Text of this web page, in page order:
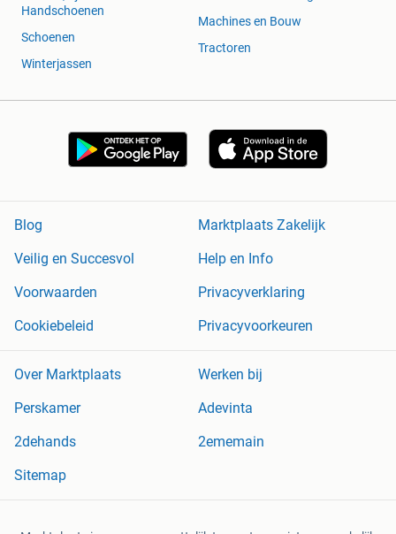
Handschoenen
Schoenen
Winterjassen
Machines en Bouw
Tractoren
Blog
Marktplaats Zakelijk
Veilig en Succesvol
Help en Info
Voorwaarden
Privacyverklaring
Cookiebeleid
Privacyvoorkeuren
Over Marktplaats
Werken bij
Perskamer
Adevinta
2dehands
2ememain
Sitemap